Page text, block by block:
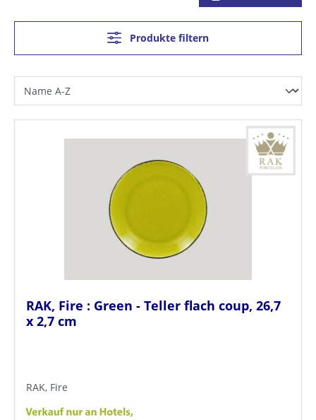
Produkte filtern
RAK, Fire : Green - Teller flach coup, 26,7
x 2,7 cm
RAK, Fire